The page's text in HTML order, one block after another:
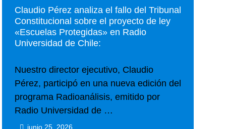
Claudio Pérez analiza el fallo del Tribunal
Constitucional sobre el proyecto de ley
«Escuelas Protegidas» en Radio
Universidad de Chile:
Nuestro director ejecutivo, Claudio
Pérez, participó en una nueva edición del
programa Radioanálisis, emitido por
Radio Universidad de …
junio 25, 2026